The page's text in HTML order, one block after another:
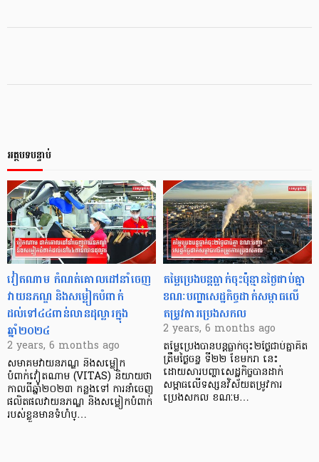
អត្ថបទបន្ទាប់
វៀតណាម កំណត់គោលដៅនាំចេញ
វាយនភណ្ឌ និងសម្លៀកបំពាក់
ដល់ទៅ៤៤ពាន់លានដុល្លារក្នុង
ឆ្នាំ២០២៤
2 years, 6 months ago
សមាគមវាយនភណ្ឌ និងសម្លៀក
បំពាក់វៀតណាម (VITAS) និយាយថា
កាលពីឆ្នាំ២០២៣ កន្លងទៅ ការនាំចេញ
ផលិតផលវាយនភណ្ឌ និងសម្លៀកបំពាក់
របស់ខ្លួនមានទំហំប្…
តម្លៃប្រេងបន្តធ្លាក់ចុះប៉ុន្មានថ្ងៃជាប់គ្នា
ខណៈបញ្ហាសេដ្ឋកិច្ចដាក់សម្ពាធលើ
តម្រូវការប្រេងសកល
2 years, 6 months ago
តម្លៃប្រេងបានបន្តធ្លាក់ចុះ២ថ្ងៃជាប់គ្នាគិត
ត្រឹមថ្ងៃចន្ទ ទី២២ ខែមករា នេះ
ដោយសារបញ្ហាសេដ្ឋកិច្ចបានដាក់
សម្ពាធលើទស្សនវិស័យតម្រូវការ
ប្រេងសកល ខណៈម…